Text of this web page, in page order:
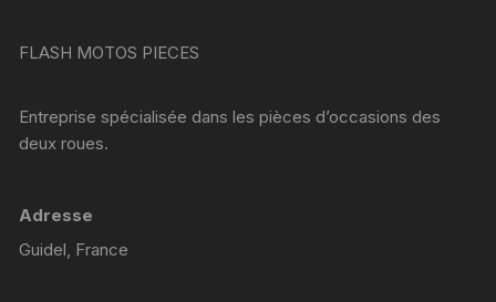
FLASH MOTOS PIECES
Entreprise spécialisée dans les pièces d’occasions des
deux roues.
Adresse
Guidel, France